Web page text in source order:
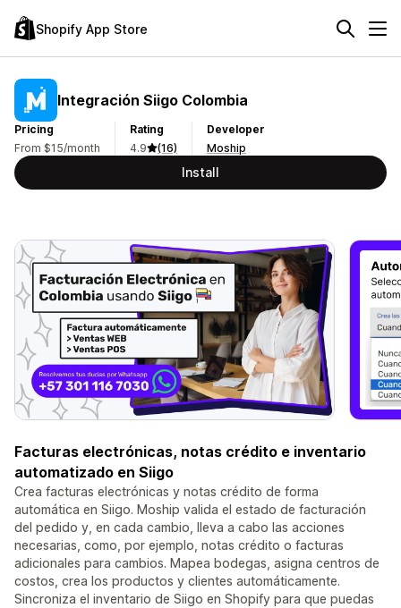
Shopify App Store
Integración Siigo Colombia
Pricing
From $15/month
Rating
4.9
(16)
Developer
Moship
Install
Facturas electrónicas, notas crédito e inventario
automatizado en Siigo
Crea facturas electrónicas y notas crédito de forma
automática en Siigo. Moship valida el estado de facturación
del pedido y, en cada cambio, lleva a cabo las acciones
necesarias, como, por ejemplo, notas crédito o facturas
adicionales para cambios. Mapea bodegas, asigna centros de
costos, crea los productos y clientes automáticamente.
Sincroniza el inventario de Siigo en Shopify para que puedas